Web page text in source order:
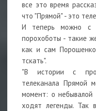
все это время
что "Прямой" - это
И теперь можно с
порохоботы - такие
как и сам
тскать".
"В истории с
телеканала Прямой
момент: о небывалой
ходят легенды. Так